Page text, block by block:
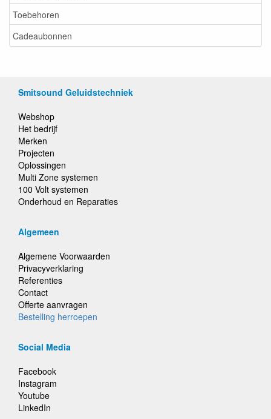
Toebehoren
Cadeaubonnen
Smitsound Geluidstechniek
Webshop
Het bedrijf
Merken
Projecten
Oplossingen
Multi Zone systemen
100 Volt systemen
Onderhoud en Reparaties
Algemeen
Algemene Voorwaarden
Privacyverklaring
Referenties
Contact
Offerte aanvragen
Bestelling herroepen
Social Media
Facebook
Instagram
Youtube
LinkedIn